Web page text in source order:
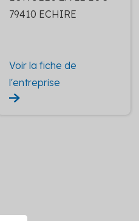
79410 ECHIRE
Voir la fiche de
l'entreprise